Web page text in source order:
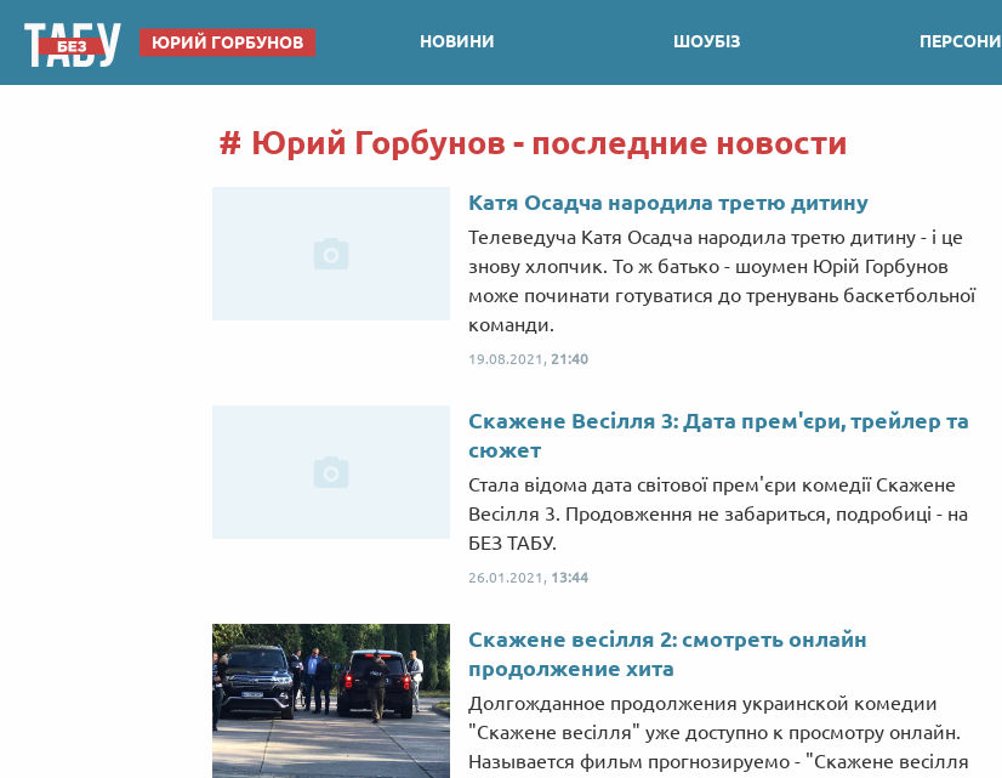
ЮРИЙ ГОРБУНОВ НОВИНИ ШОУБІЗ ПЕРСОНИ
Юрий Горбунов - последние новости
Катя Осадча народила третю дитину
Телеведуча Катя Осадча народила третю дитину - і це
знову хлопчик. То ж батько - шоумен Юрій Горбунов
може починати готуватися до тренувань баскетбольної
команди.
19.08.2021, 21:40
Скажене Весілля 3: Дата прем'єри, трейлер та
сюжет
Стала відома дата світової прем'єри комедії Скажене
Весілля 3. Продовження не забариться, подробиці - на
БЕЗ ТАБУ.
26.01.2021, 13:44
Скажене весілля 2: смотреть онлайн
продолжение хита
Долгожданное продолжения украинской комедии
"Скажене весілля" уже доступно к просмотру онлайн.
Называется фильм прогнозируемо - "Скажене весілля